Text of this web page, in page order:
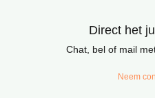
Direct het
Chat, bel of mail
Neem